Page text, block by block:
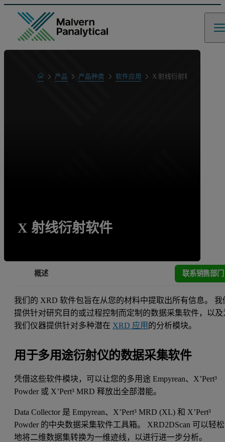
Home产品 产品种类 软件应用 X 射线衍射软件
X 射线衍射软件
概述 联系销售部门
我们的 XRD 软件包旨在从您的材料中提取出所有信息。 我
提供针对研究目的或过程控制而定制的数据采集软件，以及
我们仪器提供针对多种潜在 XRD 应用 的分析模块。
用于多用途衍射仪的数据采集软件
凭借这些软件模块，可以让您的多用途 Empyrean、X’Pert³
Powder 或 X’Pert³ MRD 释放出全部潜能。
Data Collector 是 Empyrean、X’Pert³ MRD (XL) 和 X’Pert³
Powder 的中央数据采集软件工具箱。 XRD2DScan 可以轻松
地将二维数据集转换为一维迹线，以进行进一步分析。